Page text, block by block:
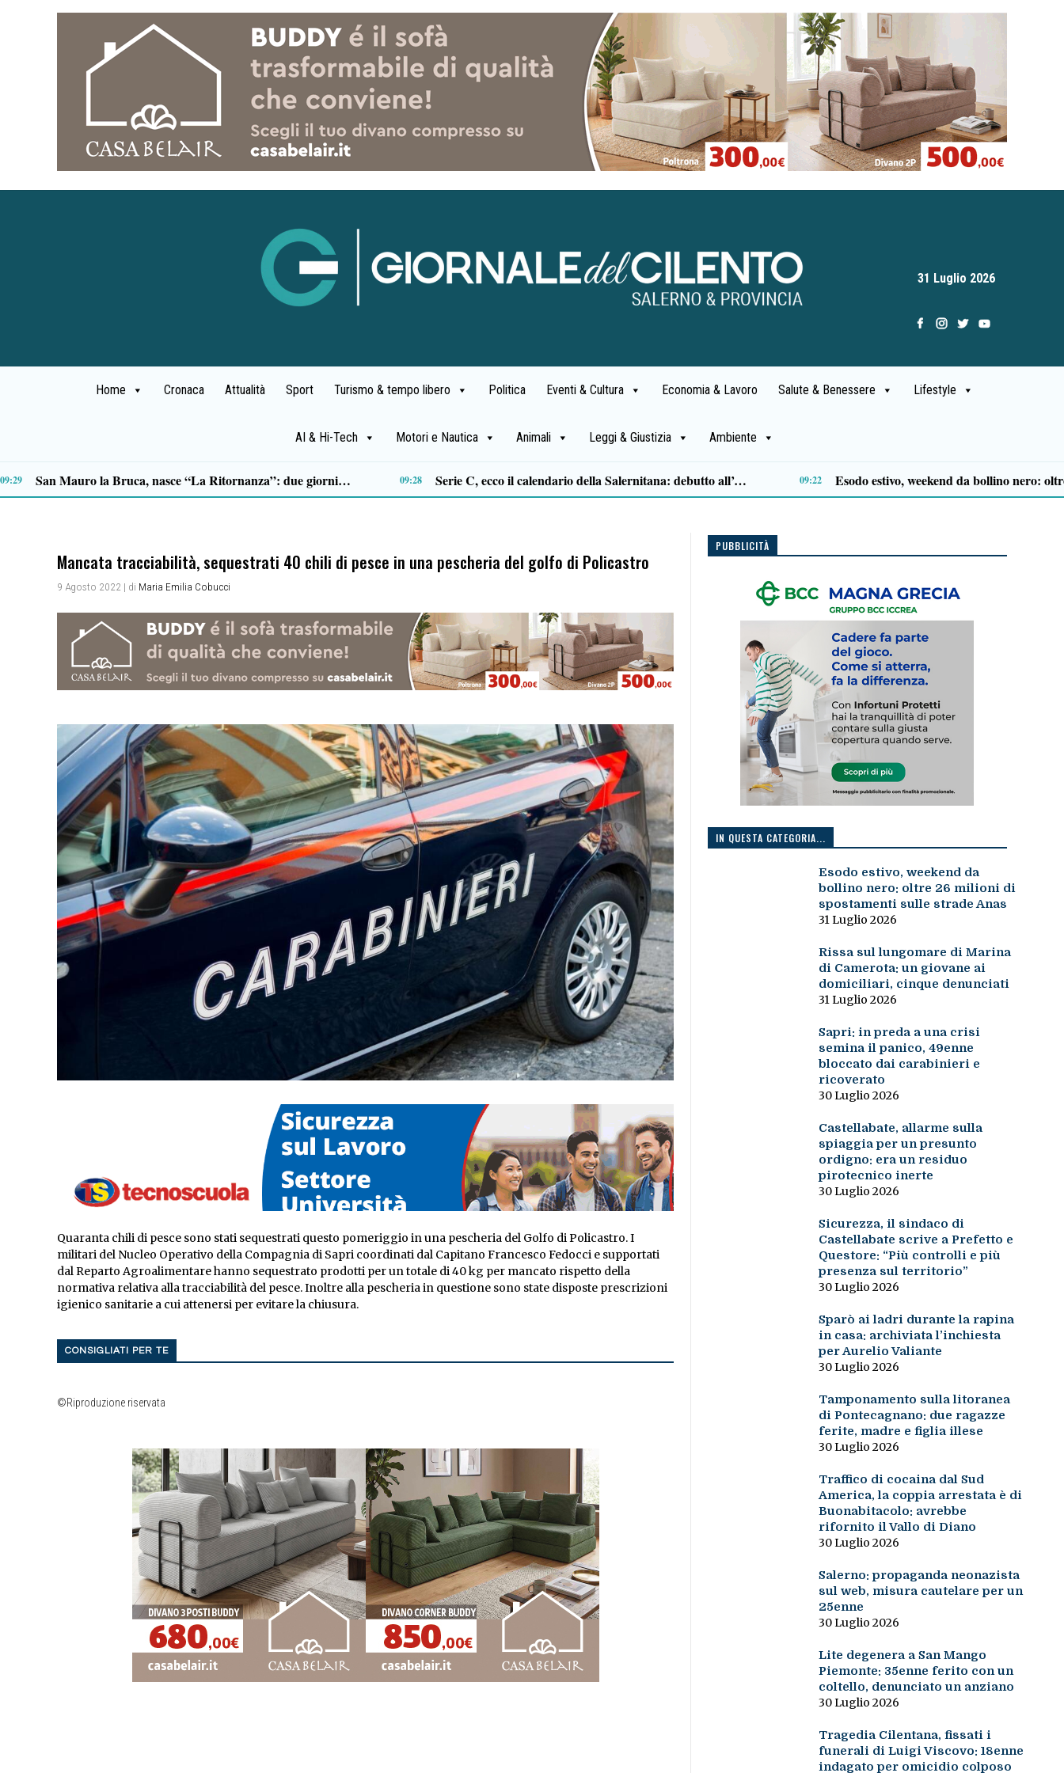
31 Luglio 2026
Home Cronaca Attualità Sport Turismo & tempo libero Politica Eventi & Cultura Economia & Lavoro Salute & Benessere Lifestyle
AI & Hi-Tech Motori e Nautica Animali Leggi & Giustizia Ambiente
Sicurezza, il sindaco di Castellabate scrive a Prefetto e Questore: “Più controlli e più presenza sul territorio” 18:01 Dall’Italia all’Argentina e alla Bolivia, l’arte dei busker arriva a Montesano per raccontare Cenerentola in “Un Borgo da Favola” 17:41 Earth Overshoot Day: da oggi l’umanità consuma le risorse “a debito” 15:34
Mancata tracciabilità, sequestrati 40 chili di pesce in una pescheria del golfo di Policastro
9 Agosto 2022 | di Maria Emilia Cobucci
Quaranta chili di pesce sono stati sequestrati questo pomeriggio in una pescheria del Golfo di Policastro. I
militari del Nucleo Operativo della Compagnia di Sapri coordinati dal Capitano Francesco Fedocci e supportati
dal Reparto Agroalimentare hanno sequestrato prodotti per un totale di 40 kg per mancato rispetto della
normativa relativa alla tracciabilità del pesce. Inoltre alla pescheria in questione sono state disposte prescrizioni
igienico sanitarie a cui attenersi per evitare la chiusura.
CONSIGLIATI PER TE
©Riproduzione riservata
PUBBLICITÀ
IN QUESTA CATEGORIA...
Esodo estivo, weekend da
bollino nero: oltre 26 milioni di
spostamenti sulle strade Anas
31 Luglio 2026
Rissa sul lungomare di Marina
di Camerota: un giovane ai
domiciliari, cinque denunciati
31 Luglio 2026
Sapri: in preda a una crisi
semina il panico, 49enne
bloccato dai carabinieri e
ricoverato
30 Luglio 2026
Castellabate, allarme sulla
spiaggia per un presunto
ordigno: era un residuo
pirotecnico inerte
30 Luglio 2026
Sicurezza, il sindaco di
Castellabate scrive a Prefetto e
Questore: “Più controlli e più
presenza sul territorio”
30 Luglio 2026
Sparò ai ladri durante la rapina
in casa: archiviata l’inchiesta
per Aurelio Valiante
30 Luglio 2026
Tamponamento sulla litoranea
di Pontecagnano: due ragazze
ferite, madre e figlia illese
30 Luglio 2026
Traffico di cocaina dal Sud
America, la coppia arrestata è di
Buonabitacolo: avrebbe
rifornito il Vallo di Diano
30 Luglio 2026
Salerno: propaganda neonazista
sul web, misura cautelare per un
25enne
30 Luglio 2026
Lite degenera a San Mango
Piemonte: 35enne ferito con un
coltello, denunciato un anziano
30 Luglio 2026
Tragedia Cilentana, fissati i
funerali di Luigi Viscovo: 18enne
indagato per omicidio colposo